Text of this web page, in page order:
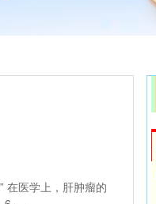
在医学上，肝肿瘤的